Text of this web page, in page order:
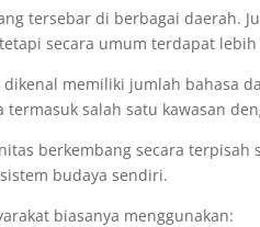
tersebar di berbagai daerah.
secara umum terdapat
dikenal memiliki jumlah bahasa
termasuk salah satu kawasan
berkembang secara terpisah
budaya sendiri.
biasanya menggunakan: